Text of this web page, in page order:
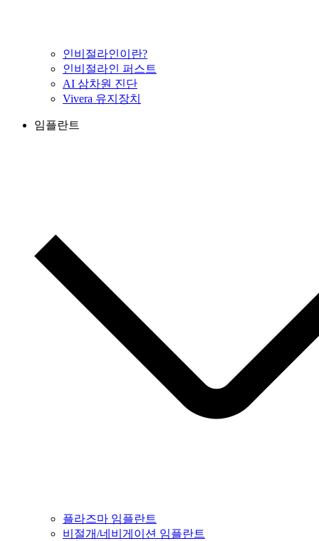
인비절라인이란?
인비절라인 퍼스트
AI 삼차원 진단
Vivera 유지장치
임플란트
플라즈마 임플란트
비절개/네비게이션 임플란트